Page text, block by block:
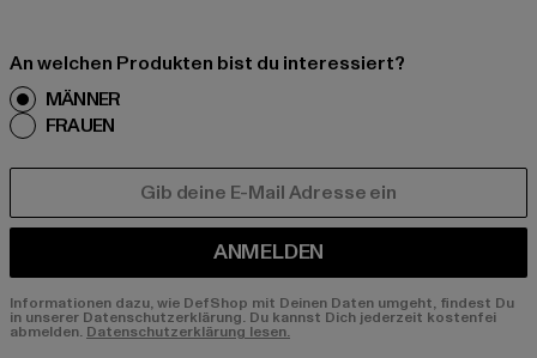
An welchen Produkten bist du interessiert?
MÄNNER
FRAUEN
ANMELDEN
Informationen dazu, wie DefShop mit Deinen Daten umgeht, findest Du
in unserer Datenschutzerklärung. Du kannst Dich jederzeit kostenfei
abmelden. Datenschutzerklärung lesen.